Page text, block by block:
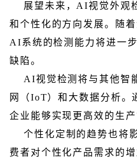
展望未来，AI视觉外观
和个性化的方向发展。随
AI系统的检测能力将进一
缺陷。
AI视觉检测将与其他智
网（IoT）和大数据分析。
企业能够实现更高效的生产
个性化定制的趋势也将
费者对个性化产品需求的